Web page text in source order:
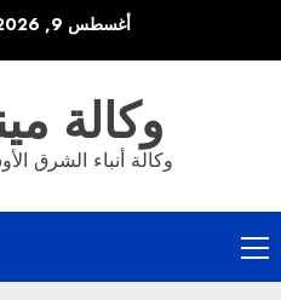
أغسطس 9, 2026
وكالة
وكالة أنباء الشرق
القائمة
الرئيسية